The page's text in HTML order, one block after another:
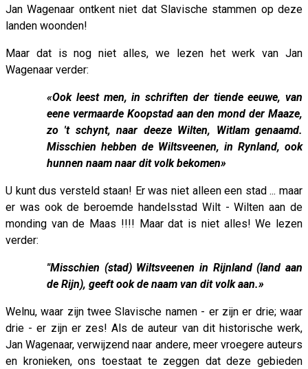
Jan Wagenaar ontkent niet dat Slavische stammen op deze
landen woonden!
Maar dat is nog niet alles, we lezen het werk van Jan
Wagenaar verder:
«Ook leest men, in schriften der tiende eeuwe, van
eene vermaarde Koopstad aan den mond der Maaze,
zo 't schynt, naar deeze Wilten, Witlam genaamd.
Misschien hebben de Wiltsveenen, in Rynland, ook
hunnen naam naar dit volk bekomen»
U kunt dus versteld staan! Er was niet alleen een stad ... maar
er was ook de beroemde handelsstad Wilt - Wilten aan de
monding van de Maas !!!! Maar dat is niet alles! We lezen
verder:
"Misschien (stad) Wiltsveenen in Rijnland (land aan
de Rijn), geeft ook de naam van dit volk aan.»
Welnu, waar zijn twee Slavische namen - er zijn er drie; waar
drie - er zijn er zes! Als de auteur van dit historische werk,
Jan Wagenaar, verwijzend naar andere, meer vroegere auteurs
en kronieken, ons toestaat te zeggen dat deze gebieden